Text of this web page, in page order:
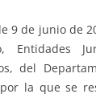
9 de junio de
Entidades
del
la que se